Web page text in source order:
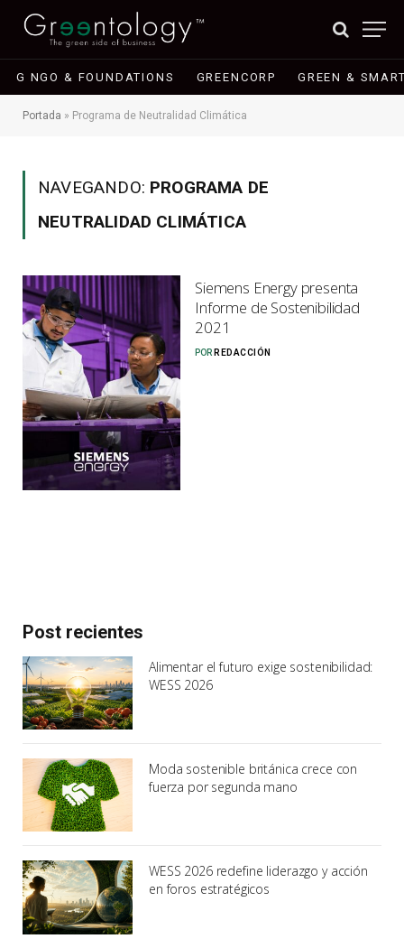
G NGO & FOUNDATIONS GREENCORP GREEN &
Portada » Programa de Neutralidad Climática
NAVEGANDO: PROGRAMA DE
NEUTRALIDAD CLIMÁTICA
Siemens Energy presenta
Informe de Sostenibilidad
2021
POR REDACCIÓN
Post recientes
Alimentar el futuro exige sostenibilidad:
WESS 2026
Moda sostenible británica crece con
fuerza por segunda mano
WESS 2026 redefine liderazgo y acción
en foros estratégicos